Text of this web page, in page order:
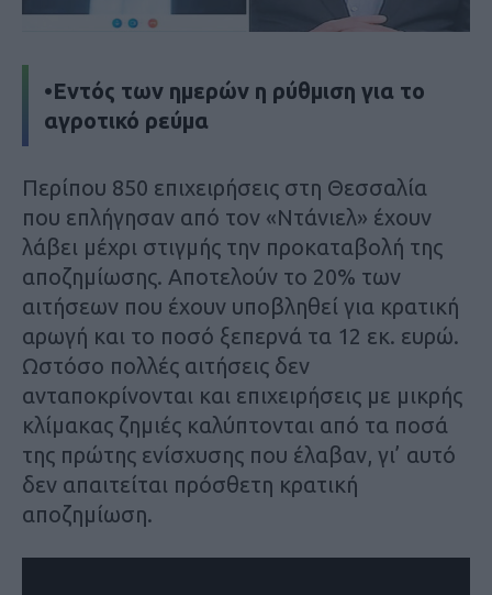
•Εντός των ημερών η ρύθμιση για το
αγροτικό ρεύμα
Περίπου 850 επιχειρήσεις στη Θεσσαλία
που επλήγησαν από τον «Ντάνιελ» έχουν
λάβει μέχρι στιγμής την προκαταβολή της
αποζημίωσης. Αποτελούν το 20% των
αιτήσεων που έχουν υποβληθεί για κρατική
αρωγή και το ποσό ξεπερνά τα 12 εκ. ευρώ.
Ωστόσο πολλές αιτήσεις δεν
ανταποκρίνονται και επιχειρήσεις με μικρής
κλίμακας ζημιές καλύπτονται από τα ποσά
της πρώτης ενίσχυσης που έλαβαν, γι’ αυτό
δεν απαιτείται πρόσθετη κρατική
αποζημίωση.